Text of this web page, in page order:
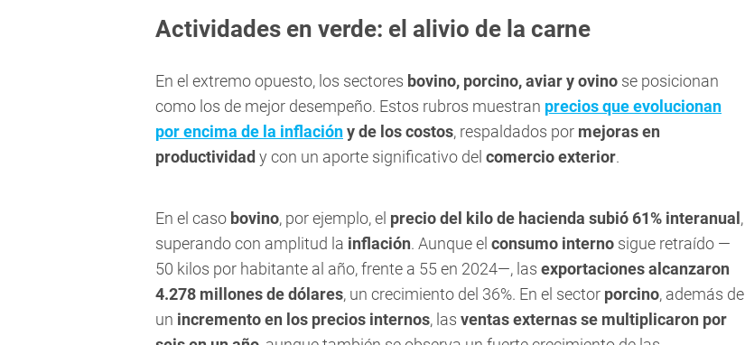
Actividades en verde: el alivio de la carne
En el extremo opuesto, los sectores bovino, porcino, aviar y ovino se posicionan
como los de mejor desempeño. Estos rubros muestran precios que evolucionan
por encima de la inflacióny de los costos, respaldados por mejoras en
productividad y con un aporte significativo del comercio exterior.
En el caso bovino, por ejemplo, el precio del kilo de hacienda subió 61% interanual ,
superando con amplitud la inflación. Aunque el consumo interno sigue retraído —
50 kilos por habitante al año, frente a 55 en 2024—, las exportaciones alcanzaron
4.278 millones de dólares, un crecimiento del 36%. En el sector porcino, además de
un incremento en los precios internos, las ventas externas se multiplicaron por